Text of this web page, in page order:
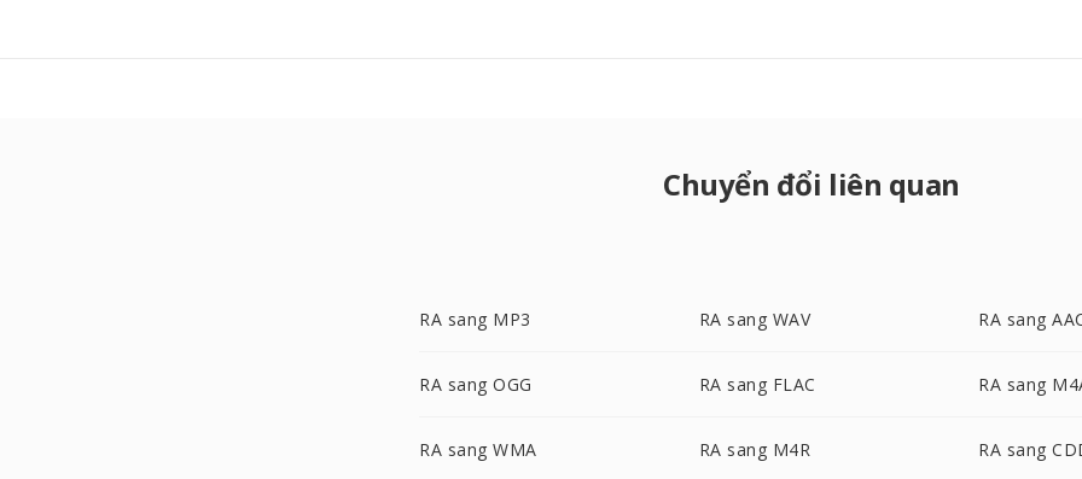
Chuyển đổi liên quan
RA sang MP3 RA sang WAV RA sang
RA sang OGG RA sang FLAC RA sang
RA sang WMA RA sang M4R RA sang